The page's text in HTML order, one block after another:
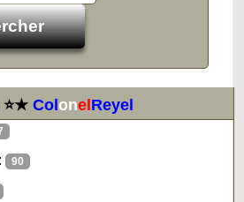
⭐★ColonelReyel
90